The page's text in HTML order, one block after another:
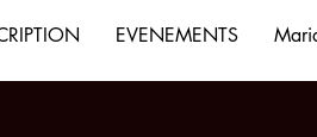
EVENEMENTS